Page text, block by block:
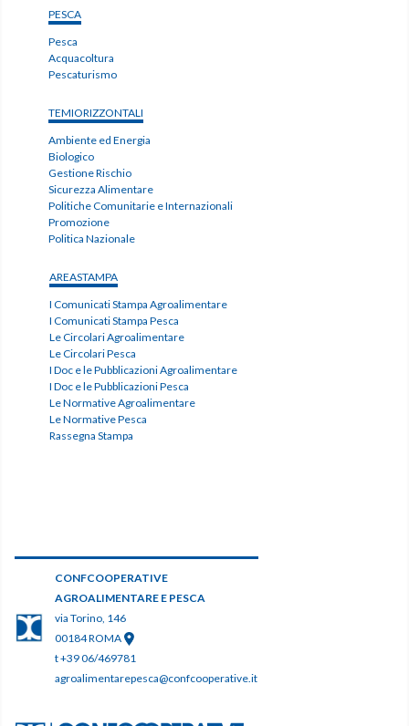
CONFCOOPERATIVE
AGROALIMENTARE E PESCA
via Torino, 146
00184 ROMA
t +39 06/469781
agroalimentarepesca@confcooperative.it
PESCA
Pesca
Acquacoltura
Pescaturismo
TEMIORIZZONTALI
Ambiente ed Energia
Biologico
Gestione Rischio
Sicurezza Alimentare
Politiche Comunitarie e Internazionali
Promozione
Politica Nazionale
AREASTAMPA
I Comunicati Stampa Agroalimentare
I Comunicati Stampa Pesca
Le Circolari Agroalimentare
Le Circolari Pesca
I Doc e le Pubblicazioni Agroalimentare
I Doc e le Pubblicazioni Pesca
Le Normative Agroalimentare
Le Normative Pesca
Rassegna Stampa